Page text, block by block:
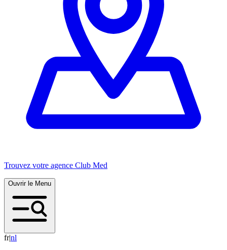
Trouvez votre agence Club Med
Ouvrir le Menu
fr|nl